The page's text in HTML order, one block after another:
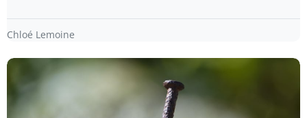
Chloé Lemoine